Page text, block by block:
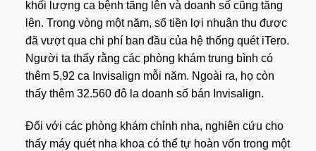
khối lượng ca bệnh tăng lên và doanh số cũng tăng
lên. Trong vòng một năm, số tiền lợi nhuận thu được
đã vượt qua chi phí ban đầu của hệ thống quét iTero.
Người ta thấy rằng các phòng khám trung bình có
thêm 5,92 ca Invisalign mỗi năm. Ngoài ra, họ còn
thấy thêm 32.560 đô la doanh số bán Invisalign.
Đối với các phòng khám chỉnh nha, nghiên cứu cho
thấy máy quét nha khoa có thể tự hoàn vốn trong một